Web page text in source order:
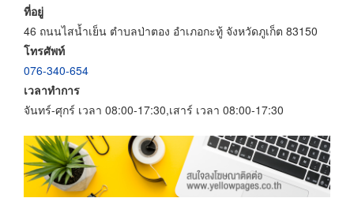
ที่อยู่
46 ถนนไสน้ำเย็น ตำบลป่าตอง อำเภอกะทู้ จังหวัดภูเก็ต 83150
โทรศัพท์
076-340-654
เวลาทำการ
จันทร์-ศุกร์ เวลา 08:00-17:30,เสาร์ เวลา 08:00-17:30